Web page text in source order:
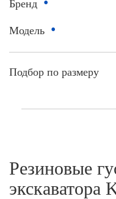
Бренд
Модель •
Подбор по размеру
Резиновые